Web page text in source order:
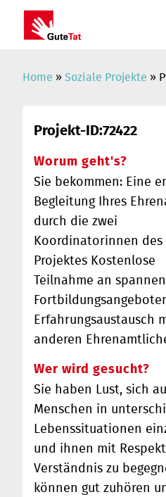
Home » Soziale Projekte »
Projekt-ID:72422
Worum geht's?
Sie bekommen: Eine
Begleitung Ihres
durch die zwei
Koordinatorinnen des
Projektes Kostenlose
Teilnahme an
Erfahrungsaustausch
anderen
Wer wird gesucht?
Sie haben Lust, sich
Menschen in
Lebenssituationen
und ihnen mit
Verständnis zu
können gut zuhören